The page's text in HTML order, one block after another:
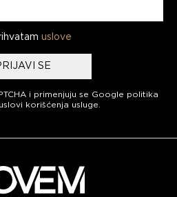
uslove
SE
i primenjuju se Google politika
uslovi korišćenja usluge